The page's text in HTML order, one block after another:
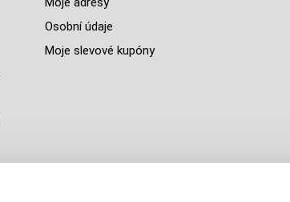
Osobní údaje
Moje slevové kupóny